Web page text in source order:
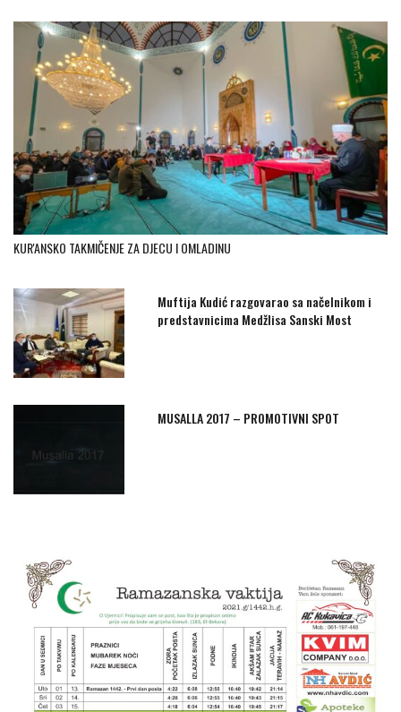
KUR'ANSKO TAKMIČENJE ZA DJECU I OMLADINU
Muftija Kudić razgovarao sa načelnikom i
predstavnicima Medžlisa Sanski Most
MUSALLA 2017 – PROMOTIVNI SPOT